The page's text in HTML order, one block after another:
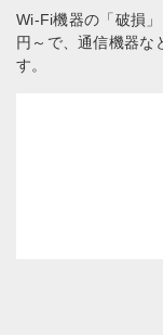
Wi-Fi機器の「破損
円～で、通信機器な
す。